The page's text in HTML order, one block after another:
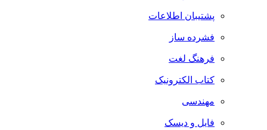
پشتیبان اطلاعات
فشرده ساز
فرهنگ لغت
کتاب الکترونیک
مهندسی
فایل و دیسک